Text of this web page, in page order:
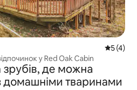
Середня
5 (4)
у Red Oak Cabin
де можна
домашніми тваринами